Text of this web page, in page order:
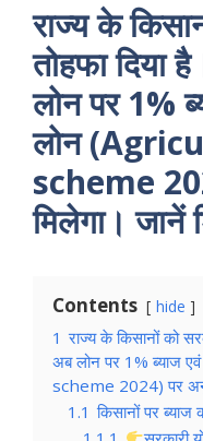
राज्य के
तोहफा दिया
लोन पर 1%
लोन
scheme
मिलेगा। जानें
Contents hide
1 राज्य के किसानों को
अब लोन पर 1% ब्याज
scheme 2024) पर
1.1 किसानों पर ब्याज